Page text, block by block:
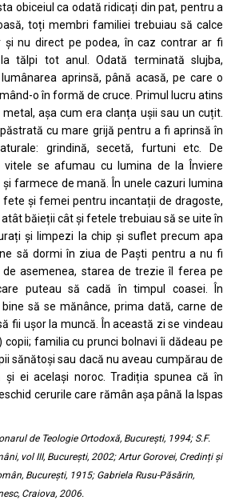
obiceiul ca odată ridicați din pat, pentru a
toți membri familiei trebuiau să calce
și nu direct pe podea, în caz contrar ar fi
tălpi tot anul. Odată terminată slujba,
aprinsă, până acasă, pe care o
o în formă de cruce. Primul lucru atins
așa cum era clanța ușii sau un cuțit.
cu mare grijă pentru a fi aprinsă în
grindină, secetă, furtuni etc. De
vitele se afumau cu lumina de la Înviere
farmece de mană. În unele cazuri lumina
și femei pentru incantații de dragoste,
băieții cât și fetele trebuiau să se uite în
și limpezi la chip și suflet precum apa
să dormi în ziua de Paști pentru a nu fi
asemenea, starea de trezie îl ferea pe
puteau să cadă în timpul coasei. În
să se mănânce, prima dată, carne de
fii ușor la muncă. În această zi se vindeau
familia cu prunci bolnavi îi dădeau pe
sănătoși sau dacă nu aveau cumpărau de
și ei același noroc. Tradiția spunea că în
cerurile care rămân așa până la Ispas
de Teologie Ortodoxă, București, 1994; S.F.
vol III, București, 2002; Artur Gorovei, Credinți și
București, 1915; Gabriela Rusu-Păsărin,
Craiova, 2006.